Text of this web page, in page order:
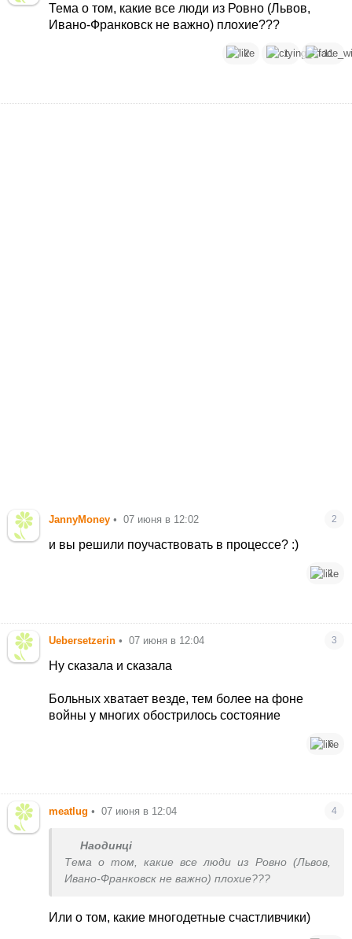
Тема о том, какие все люди из Ровно (Львов,
Ивано-Франковск не важно) плохие???
2 1 11
JannyMoney • 07 июня в 12:02 2
и вы решили поучаствовать в процессе? :)
1
Uebersetzerin • 07 июня в 12:04 3
Ну сказала и сказала
Больных хватает везде, тем более на фоне
войны у многих обострилось состояние
6
meatlug • 07 июня в 12:04 4
Наодинцi
Тема о том, какие все люди из Ровно (Львов,
Ивано-Франковск не важно) плохие???
Или о том, какие многодетные счастливчики)